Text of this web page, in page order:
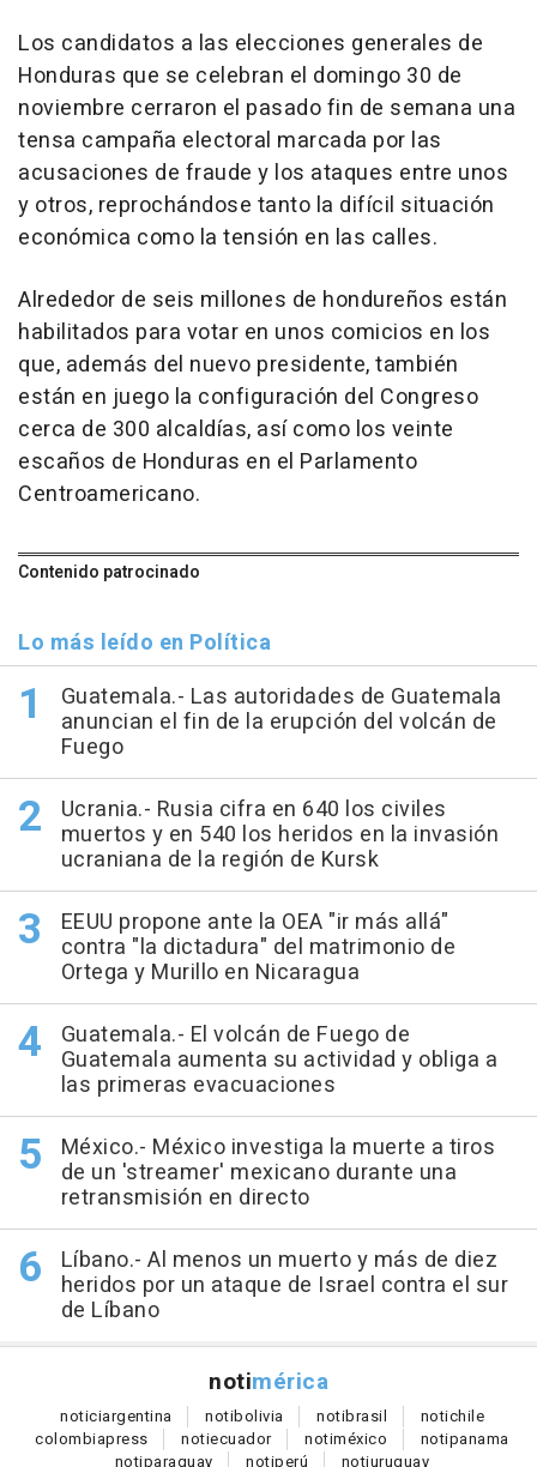
Los candidatos a las elecciones generales de
Honduras que se celebran el domingo 30 de
noviembre cerraron el pasado fin de semana una
tensa campaña electoral marcada por las
acusaciones de fraude y los ataques entre unos
y otros, reprochándose tanto la difícil situación
económica como la tensión en las calles.
Alrededor de seis millones de hondureños están
habilitados para votar en unos comicios en los
que, además del nuevo presidente, también
están en juego la configuración del Congreso
cerca de 300 alcaldías, así como los veinte
escaños de Honduras en el Parlamento
Centroamericano.
Contenido patrocinado
Lo más leído en Política
Guatemala.- Las autoridades de Guatemala
anuncian el fin de la erupción del volcán de
Fuego
Ucrania.- Rusia cifra en 640 los civiles
muertos y en 540 los heridos en la invasión
ucraniana de la región de Kursk
EEUU propone ante la OEA "ir más allá"
contra "la dictadura" del matrimonio de
Ortega y Murillo en Nicaragua
Guatemala.- El volcán de Fuego de
Guatemala aumenta su actividad y obliga a
las primeras evacuaciones
México.- México investiga la muerte a tiros
de un 'streamer' mexicano durante una
retransmisión en directo
Líbano.- Al menos un muerto y más de diez
heridos por un ataque de Israel contra el sur
de Líbano
notimérica
noticiargentina notibolivia notibrasil notichile
colombiapress notiecuador notiméxico notipanama
notiparaguay notiperú notiuruguay